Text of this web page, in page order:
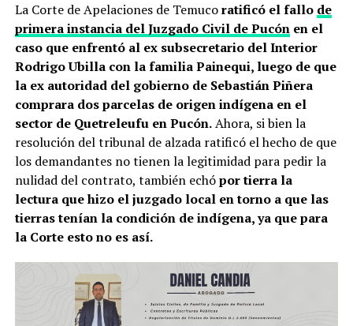
La Corte de Apelaciones de Temucoratificó el fallo de
primera instancia del Juzgado Civil de Pucónen el
caso que enfrentó al ex subsecretario del Interior
Rodrigo Ubilla con la familia Painequi, luego de que
la ex autoridad del gobierno de Sebastián Piñera
comprara dos parcelas de origen indígena en el
sector de Quetreleufu en Pucón.Ahora, si bien la
resolución del tribunal de alzada ratificó el hecho de que
los demandantes no tienen la legitimidad para pedir la
nulidad del contrato, también echópor tierra la
lectura que hizo el juzgado local en torno a que las
tierras tenían la condición de indígena, ya que para
la Corte esto no es así.